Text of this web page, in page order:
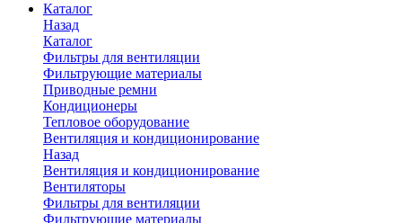
Каталог
Назад
Каталог
Фильтры для вентиляции
Фильтрующие материалы
Приводные ремни
Кондиционеры
Тепловое оборудование
Вентиляция и кондиционирование
Назад
Вентиляция и кондиционирование
Вентиляторы
Фильтры для вентиляции
Фильтрующие материалы